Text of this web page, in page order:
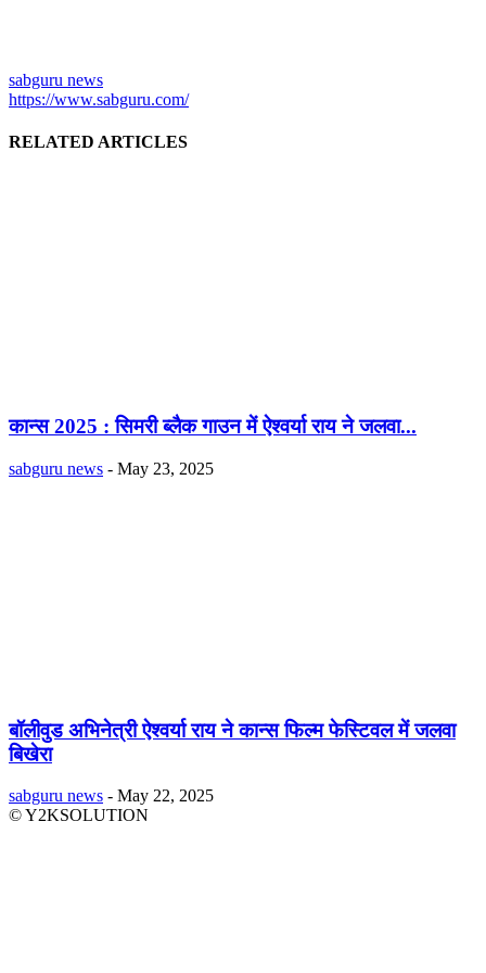
sabguru news
https://www.sabguru.com/
RELATED ARTICLES
कान्स 2025 : सिमरी ब्लैक गाउन में ऐश्वर्या राय ने जलवा...
sabguru news - May 23, 2025
बॉलीवुड अभिनेत्री ऐश्वर्या राय ने कान्स फिल्म फेस्टिवल में जलवा
बिखेरा
sabguru news - May 22, 2025
© Y2KSOLUTION